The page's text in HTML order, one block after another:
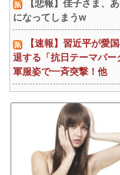
【悲報】佳子さま、
になってしまうw
【速報】習近平が愛
退する「抗日テーマパ
軍服姿で一斉突撃！他